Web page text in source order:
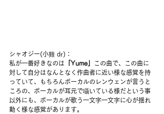
シャオジー(小雞 dr)：
私が一番好きなのは 「Yume」
この曲で、この曲に
対して自分はなんとなく作曲者に近い様な感覚を持
っていて、もちろんボーカルのレンウェンが言うと
ころの、ボーカルが耳元で囁いている様だという事
以外にも、ボーカルが歌う一文字一文字に心が揺れ
動く様な感覚があります。